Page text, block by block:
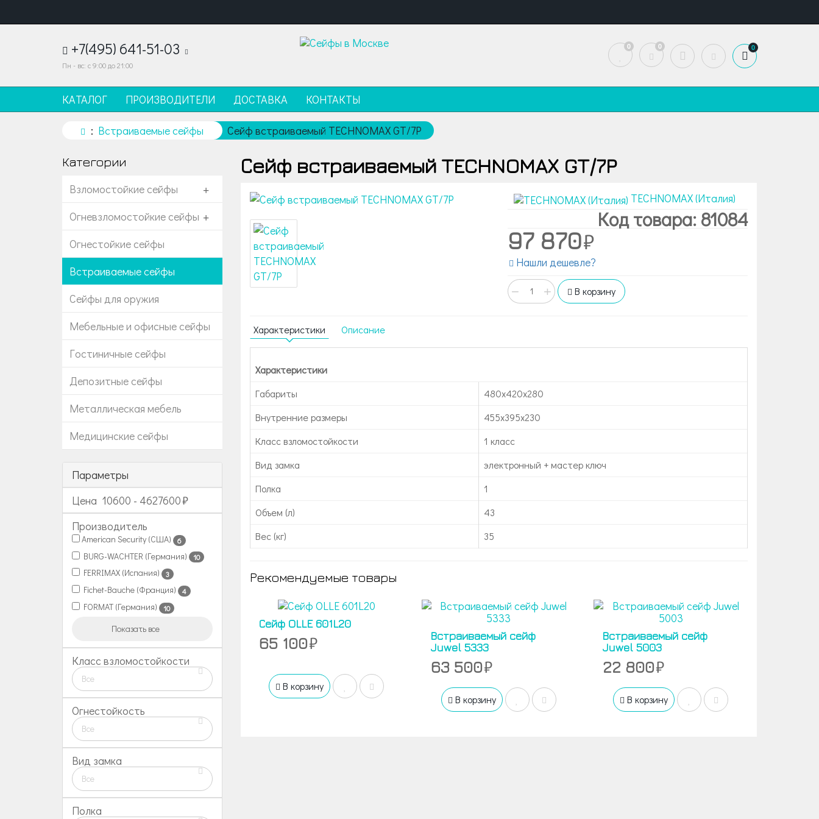
+7(495) 641-51-03
Пн - вс: с 9:00 до 21:00
0 0 0
КАТАЛОГ ПРОИЗВОДИТЕЛИ ДОСТАВКА КОНТАКТЫ
Встраиваемые сейфы Сейф встраиваемый TECHNOMAX GT/7P
Категории
Взломостойкие сейфы +
Огневзломостойкие сейфы +
Огнестойкие сейфы
Встраиваемые сейфы
Сейфы для оружия
Мебельные и офисные сейфы
Гостиничные сейфы
Депозитные сейфы
Металлическая мебель
Медицинские сейфы
Параметры
Цена 10600 - 4627600
Производитель
American Security (США) 6
BURG-WACHTER (Германия) 10
FERRIMAX (Испания) 3
Fichet-Bauche (Франция) 4
FORMAT (Германия) 10
Показать все
Класс взломостойкости
Все
Огнестойкость
Все
Вид замка
Все
Полка
Сейф встраиваемый TECHNOMAX GT/7P
TECHNOMAX (Италия)
Код товара: 81084
97 870
Нашли дешевле?
− + В корзину
Характеристики Описание
Характеристики
Габариты
480x420x280
Внутренние размеры
455х395х230
Класс взломостойкости
1 класс
Вид замка
электронный + мастер ключ
Полка
1
Объем (л)
43
Вес (кг)
35
Рекомендуемые товары
Сейф OLLE 601L20
65 100
В корзину
Встраиваемый сейф
Juwel 5333
63 500
В корзину
Встраиваемый сейф
Juwel 5003
22 800
В корзину